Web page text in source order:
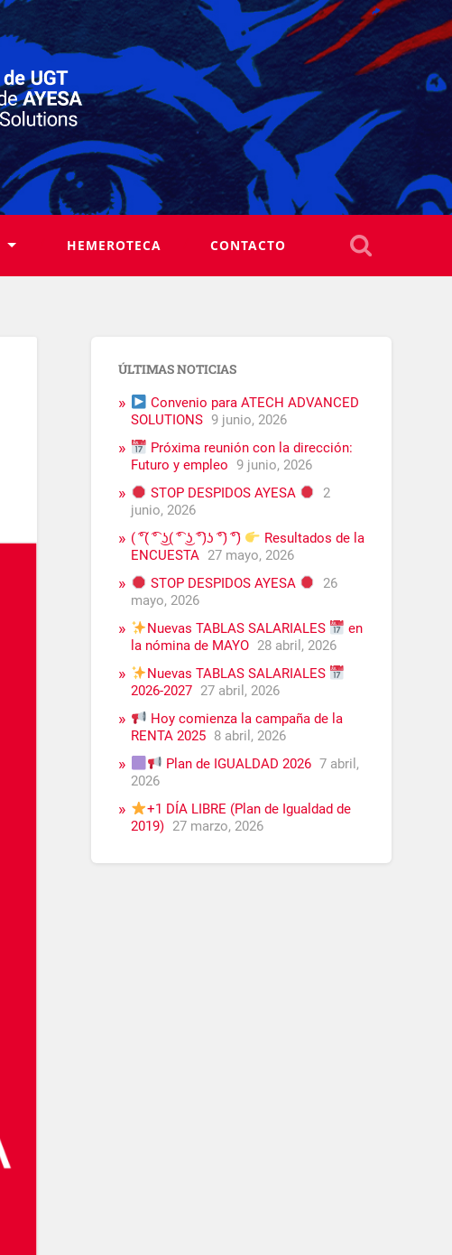
HEMEROTECA CONTACTO
ÚLTIMAS NOTICIAS
Convenio para ATECH ADVANCED
SOLUTIONS 9 junio, 2026
Próxima reunión con la dirección:
Futuro y empleo 9 junio, 2026
STOP DESPIDOS AYESA
2
junio, 2026
( ͡°( ͡° ͜ʖ( ͡° ͜ʖ ͡°)ʖ ͡°) ͡°)
Resultados de la
ENCUESTA 27 mayo, 2026
STOP DESPIDOS AYESA
26
mayo, 2026
Nuevas TABLAS SALARIALES
en
la nómina de MAYO 28 abril, 2026
Nuevas TABLAS SALARIALES
2026-2027 27 abril, 2026
Hoy comienza la campaña de la
RENTA 2025 8 abril, 2026
Plan de IGUALDAD 2026 7 abril,
2026
+1 DÍA LIBRE (Plan de Igualdad de
2019) 27 marzo, 2026